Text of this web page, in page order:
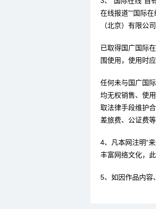
在线报道”“国际
（北京）有限公
已取得国广国际
围使用，使用时
任何未与国广国
均无权销售、使
取法律手段维护
差旅费、公证费
4、凡本网注明“
丰富网络文化，
5、如因作品内容